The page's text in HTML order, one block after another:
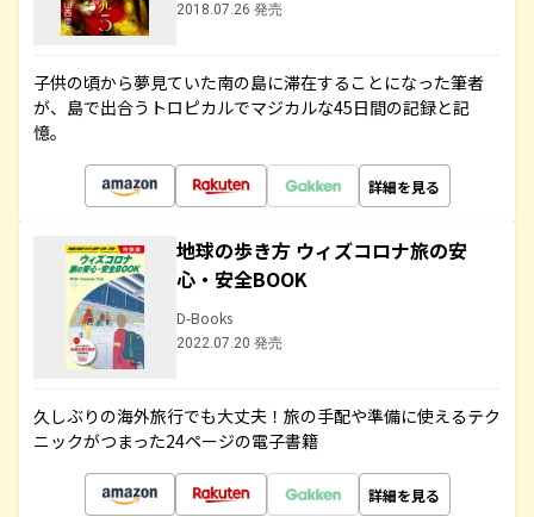
2018.07.26 発売
子供の頃から夢見ていた南の島に滞在することになった筆者
が、島で出合うトロピカルでマジカルな45日間の記録と記
憶。
詳細を見る
地球の歩き方 ウィズコロナ旅の安
心・安全BOOK
D-Books
2022.07.20 発売
久しぶりの海外旅行でも大丈夫！旅の手配や準備に使えるテク
ニックがつまった24ページの電子書籍
詳細を見る